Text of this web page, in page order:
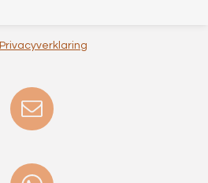
Privacyverklaring